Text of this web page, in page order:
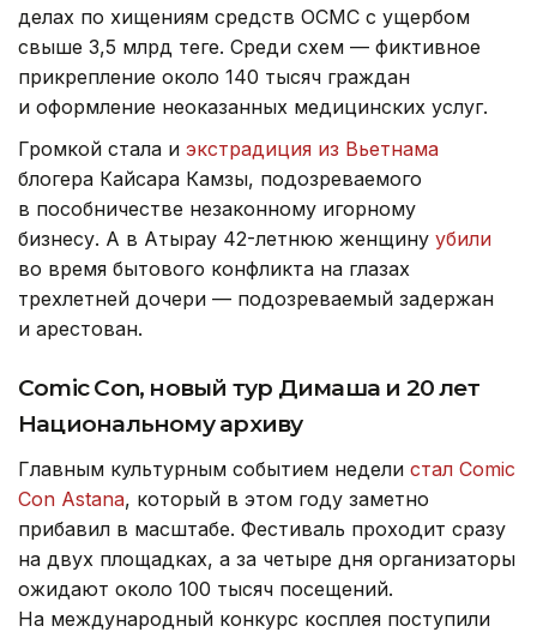
делах по хищениям средств ОСМС с ущербом
свыше 3,5 млрд теңге. Среди схем — фиктивное
прикрепление около 140 тысяч граждан
и оформление неоказанных медицинских услуг.
Громкой стала и экстрадиция из Вьетнама
блогера Кайсара Камзы, подозреваемого
в пособничестве незаконному игорному
бизнесу. А в Атырау 42-летнюю женщину убили
во время бытового конфликта на глазах
трехлетней дочери — подозреваемый задержан
и арестован.
Comic Con, новый тур Димаша и 20 лет
Национальному архиву
Главным культурным событием недели стал Comic
Con Astana, который в этом году заметно
прибавил в масштабе. Фестиваль проходит сразу
на двух площадках, а за четыре дня организаторы
ожидают около 100 тысяч посещений.
На международный конкурс косплея поступили